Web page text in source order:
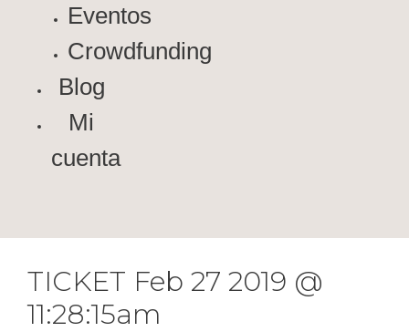
Eventos
Crowdfunding
Blog
Mi
cuenta
TICKET Feb 27 2019 @
11:28:15am